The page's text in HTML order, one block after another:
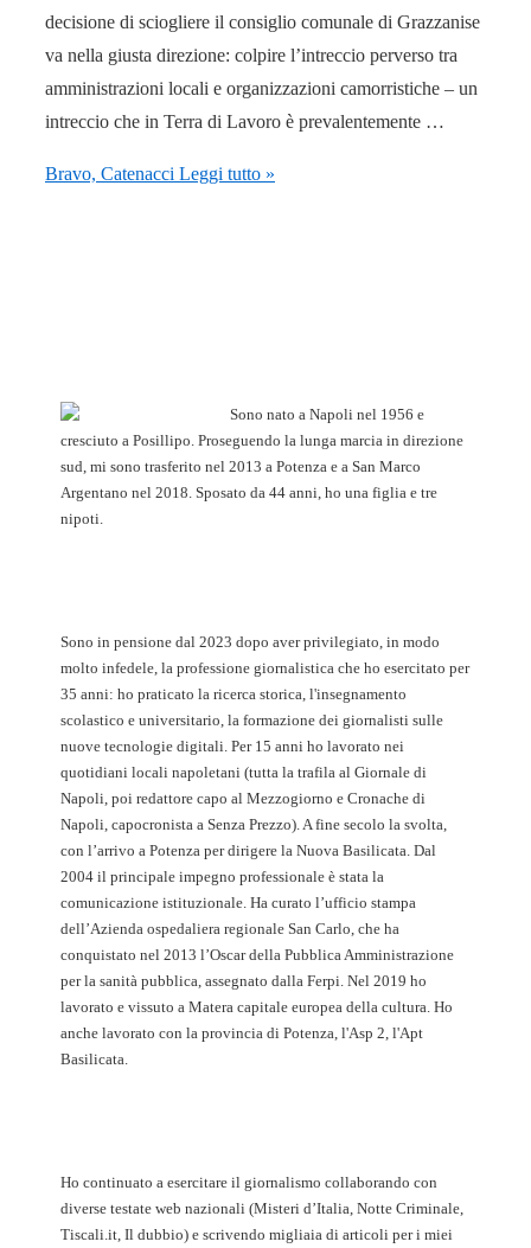
decisione di sciogliere il consiglio comunale di Grazzanise
va nella giusta direzione: colpire l’intreccio perverso tra
amministrazioni locali e organizzazioni camorristiche – un
intreccio che in Terra di Lavoro è prevalentemente …
Bravo, Catenacci Leggi tutto »
Sono nato a Napoli nel 1956 e
cresciuto a Posillipo. Proseguendo la lunga marcia in direzione
sud, mi sono trasferito nel 2013 a Potenza e a San Marco
Argentano nel 2018. Sposato da 44 anni, ho una figlia e tre
nipoti.
Sono in pensione dal 2023 dopo aver privilegiato, in modo
molto infedele, la professione giornalistica che ho esercitato per
35 anni: ho praticato la ricerca storica, l'insegnamento
scolastico e universitario, la formazione dei giornalisti sulle
nuove tecnologie digitali. Per 15 anni ho lavorato nei
quotidiani locali napoletani (tutta la trafila al Giornale di
Napoli, poi redattore capo al Mezzogiorno e Cronache di
Napoli, capocronista a Senza Prezzo). A fine secolo la svolta,
con l’arrivo a Potenza per dirigere la Nuova Basilicata. Dal
2004 il principale impegno professionale è stata la
comunicazione istituzionale. Ha curato l’ufficio stampa
dell’Azienda ospedaliera regionale San Carlo, che ha
conquistato nel 2013 l’Oscar della Pubblica Amministrazione
per la sanità pubblica, assegnato dalla Ferpi. Nel 2019 ho
lavorato e vissuto a Matera capitale europea della cultura. Ho
anche lavorato con la provincia di Potenza, l'Asp 2, l'Apt
Basilicata.
Ho continuato a esercitare il giornalismo collaborando con
diverse testate web nazionali (Misteri d’Italia, Notte Criminale,
Tiscali.it, Il dubbio) e scrivendo migliaia di articoli per i miei